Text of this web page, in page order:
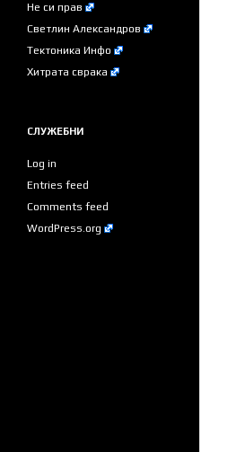
Не си прав
Светлин Александров
Тектоника Инфо
Хитрата сврака
СЛУЖЕБНИ
Log in
Entries feed
Comments feed
WordPress.org